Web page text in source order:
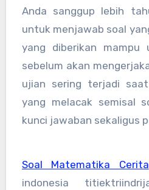
Anda sanggup lebih
untuk menjawab soal
yang diberikan mampu
sebelum akan
ujian sering terjadi
yang melacak semisal
kunci jawaban sekaligus
Soal Matematika Cerita
indonesia